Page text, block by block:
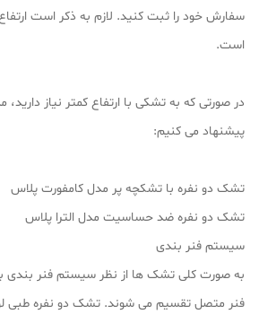
است.
در صورتی که به تشکی با ارتفاع کمتر نیاز دارید،
پیشنهاد می کنیم:
تشک دو نفره با تشکچه پر مدل کامفورت پلاس
تشک دو نفره ضد حساسیت مدل الترا پلاس
سیستم فنر بندی
به صورت کلی تشک ها از نظر سیستم فنر بندی
فنر متصل تقسیم می شوند. تشک دو نفره طبی